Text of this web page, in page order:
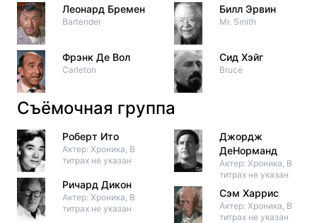
Леонард Бремен
Bartender
Фрэнк Де Вол
Carleton
Билл Эрвин
Mr. Smith
Сид Хэйг
Bruce
Съёмочная группа
Роберт Ито
Актер: Хроника, В
титрах не указан
Ричард Дикон
Актер: Хроника, В
титрах не указан
Джордж
ДеНорманд
Актер: Хроника, В
титрах не указан
Сэм Харрис
Актер: Хроника, В
титрах не указан